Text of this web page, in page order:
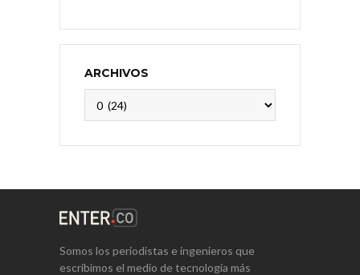
ARCHIVOS
Somos los periodistas e ingenieros que
escribimos el medio de tecnología más